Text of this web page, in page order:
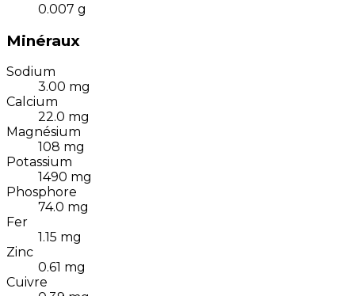
0.007 g
Minéraux
Sodium
3.00 mg
Calcium
22.0 mg
Magnésium
108 mg
Potassium
1490 mg
Phosphore
74.0 mg
Fer
1.15 mg
Zinc
0.61 mg
Cuivre